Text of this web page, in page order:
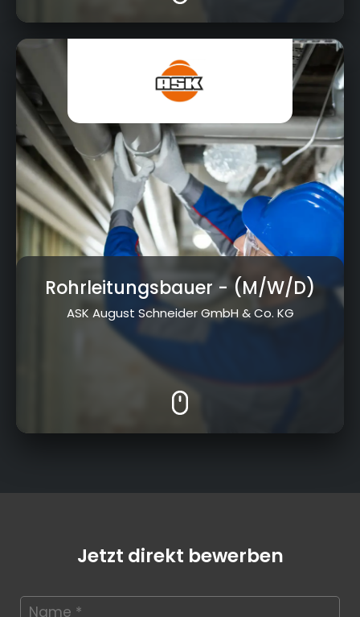
Rohrleitungsbauer - (M/W/D)
ASK August Schneider GmbH & Co. KG
Jetzt direkt bewerben